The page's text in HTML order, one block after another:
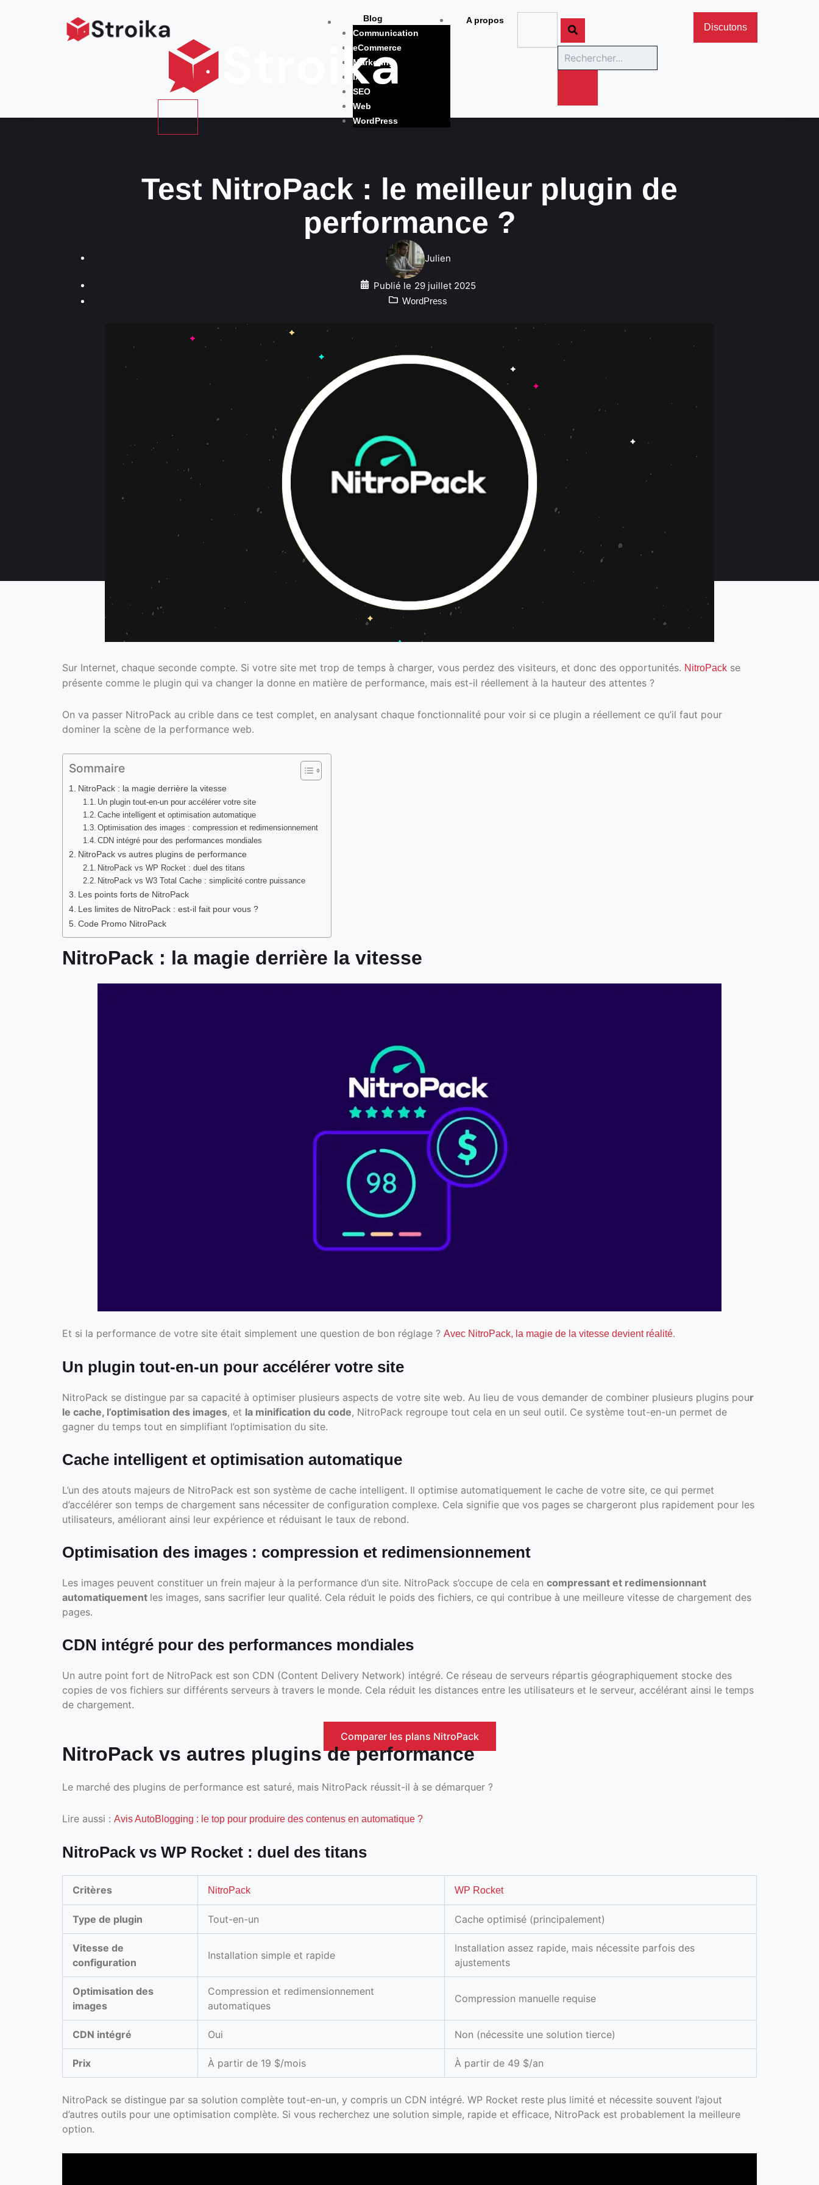
Blog
Communication
eCommerce
Marketing
IA
SEO
Web
WordPress
A propos
Rechercher
Discutons
Test NitroPack : le meilleur plugin de
performance ?
Julien
Publié le 29 juillet 2025
WordPress
Sur Internet, chaque seconde compte. Si votre site met trop de temps à charger, vous perdez des visiteurs, et donc des opportunités. NitroPack se
présente comme le plugin qui va changer la donne en matière de performance, mais est-il réellement à la hauteur des attentes ?
On va passer NitroPack au crible dans ce test complet, en analysant chaque fonctionnalité pour voir si ce plugin a réellement ce qu’il faut pour
dominer la scène de la performance web.
Sommaire
NitroPack : la magie derrière la vitesse
Un plugin tout-en-un pour accélérer votre site
Cache intelligent et optimisation automatique
Optimisation des images : compression et redimensionnement
CDN intégré pour des performances mondiales
NitroPack vs autres plugins de performance
NitroPack vs WP Rocket : duel des titans
NitroPack vs W3 Total Cache : simplicité contre puissance
Les points forts de NitroPack
Les limites de NitroPack : est-il fait pour vous ?
Code Promo NitroPack
NitroPack : la magie derrière la vitesse
Et si la performance de votre site était simplement une question de bon réglage ? Avec NitroPack, la magie de la vitesse devient réalité.
Un plugin tout-en-un pour accélérer votre site
NitroPack se distingue par sa capacité à optimiser plusieurs aspects de votre site web. Au lieu de vous demander de combiner plusieurs plugins pour
le cache, l’optimisation des images, et la minification du code, NitroPack regroupe tout cela en un seul outil. Ce système tout-en-un permet de
gagner du temps tout en simplifiant l’optimisation du site.
Cache intelligent et optimisation automatique
L’un des atouts majeurs de NitroPack est son système de cache intelligent. Il optimise automatiquement le cache de votre site, ce qui permet
d’accélérer son temps de chargement sans nécessiter de configuration complexe. Cela signifie que vos pages se chargeront plus rapidement pour les
utilisateurs, améliorant ainsi leur expérience et réduisant le taux de rebond.
Optimisation des images : compression et redimensionnement
Les images peuvent constituer un frein majeur à la performance d’un site. NitroPack s’occupe de cela en compressant et redimensionnant
automatiquement les images, sans sacrifier leur qualité. Cela réduit le poids des fichiers, ce qui contribue à une meilleure vitesse de chargement des
pages.
CDN intégré pour des performances mondiales
Un autre point fort de NitroPack est son CDN (Content Delivery Network) intégré. Ce réseau de serveurs répartis géographiquement stocke des
copies de vos fichiers sur différents serveurs à travers le monde. Cela réduit les distances entre les utilisateurs et le serveur, accélérant ainsi le temps
de chargement.
Comparer les plans NitroPack
NitroPack vs autres plugins de performance
Le marché des plugins de performance est saturé, mais NitroPack réussit-il à se démarquer ?
Lire aussi : Avis AutoBlogging : le top pour produire des contenus en automatique ?
NitroPack vs WP Rocket : duel des titans
Critères NitroPack WP Rocket
Type de plugin Tout-en-un Cache optimisé (principalement)
Vitesse de
configuration
Installation simple et rapide
Installation assez rapide, mais nécessite parfois des
ajustements
Optimisation des
images
Compression et redimensionnement
automatiques
Compression manuelle requise
CDN intégré Oui Non (nécessite une solution tierce)
Prix À partir de 19 $/mois À partir de 49 $/an
NitroPack se distingue par sa solution complète tout-en-un, y compris un CDN intégré. WP Rocket reste plus limité et nécessite souvent l’ajout
d’autres outils pour une optimisation complète. Si vous recherchez une solution simple, rapide et efficace, NitroPack est probablement la meilleure
option.